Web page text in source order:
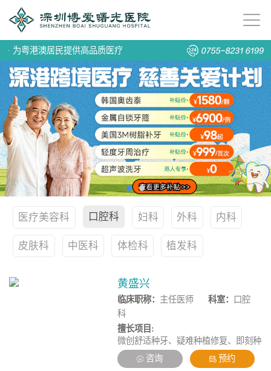
· 为粤港澳居民提供高品质医疗
医疗美容科 口腔科 妇科 外科 内科
皮肤科 中医科 体检科 植发科
黄盛兴
临床职称： 主任医师 科室：
口腔
科
擅长项目:
微创舒适种牙、疑难种植修复、即刻种
植/即刻负重、高龄精准种植、牙列缺
陷种植修复、口腔颌面肿瘤、颌面创伤
咨询 预约